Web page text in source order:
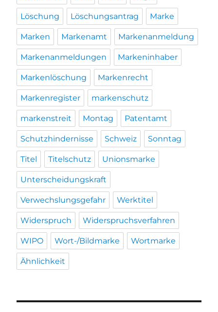
Löschung Löschungsantrag Marke
Marken Markenamt Markenanmeldung
Markenanmeldungen Markeninhaber
Markenlöschung Markenrecht
Markenregister markenschutz
markenstreit Montag Patentamt
Schutzhindernisse Schweiz Sonntag
Titel Titelschutz Unionsmarke
Unterscheidungskraft
Verwechslungsgefahr Werktitel
Widerspruch Widerspruchsverfahren
WIPO Wort-/Bildmarke Wortmarke
Ähnlichkeit